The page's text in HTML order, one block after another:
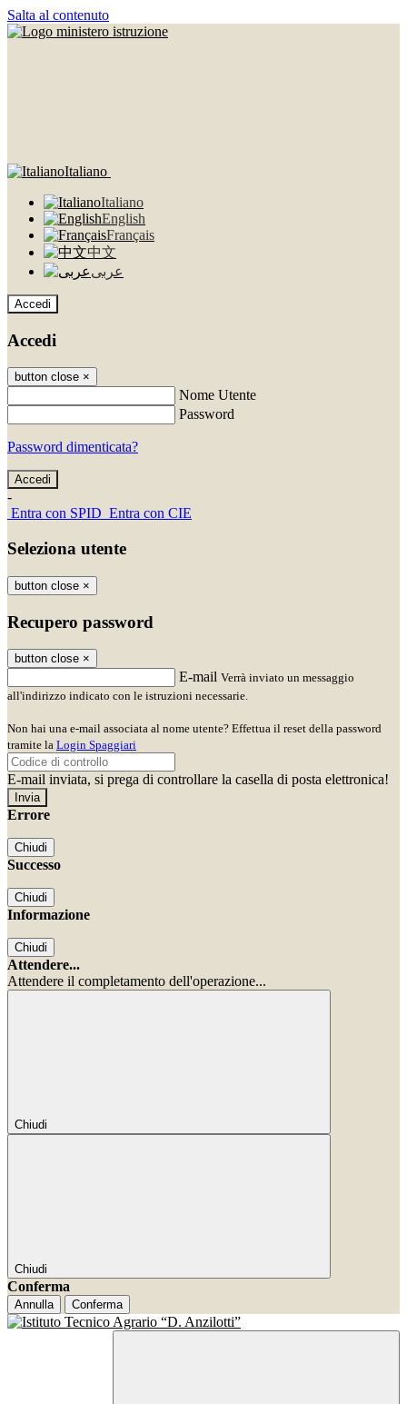
Salta al contenuto
Italiano
Italiano
English
Français
中文
عربى
Accedi
Accedi
button close ×
Nome Utente
Password
Password dimenticata?
-
Entra con SPID Entra con CIE
Seleziona utente
button close ×
Recupero password
button close ×
E-mail Verrà inviato un messaggio
all'indirizzo indicato con le istruzioni necessarie.
Non hai una e-mail associata al nome utente? Effettua il reset della password
tramite la Login Spaggiari
E-mail inviata, si prega di controllare la casella di posta elettronica!
Errore
Chiudi
Successo
Chiudi
Informazione
Chiudi
Attendere...
Attendere il completamento dell'operazione...
Chiudi
Chiudi
Conferma
Annulla Conferma